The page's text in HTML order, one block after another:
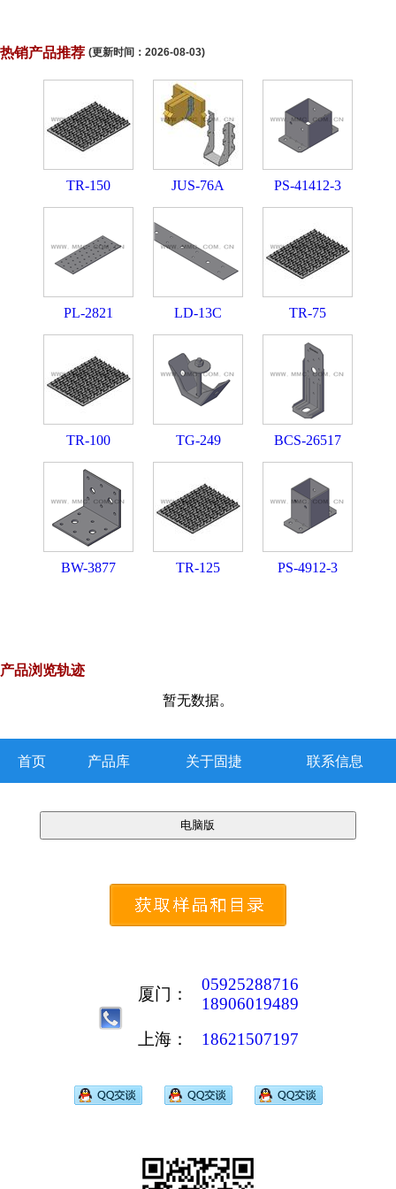
热销产品推荐 (更新时间： 2026-08-03)
TR-150 JUS-76A PS-41412-3
PL-2821 LD-13C TR-75
TR-100 TG-249 BCS-26517
BW-3877 TR-125 PS-4912-3
产品浏览轨迹
暂无数据。
首页 产品库 关于固捷 联系信息
厦门：
05925288716
18906019489
上海：
18621507197